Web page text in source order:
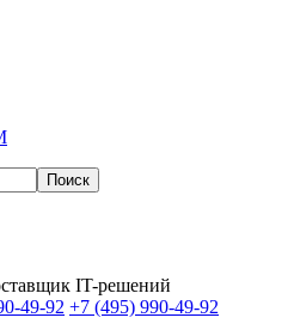
Поиск
IT-решений
49-92 +7 (495) 990-49-92